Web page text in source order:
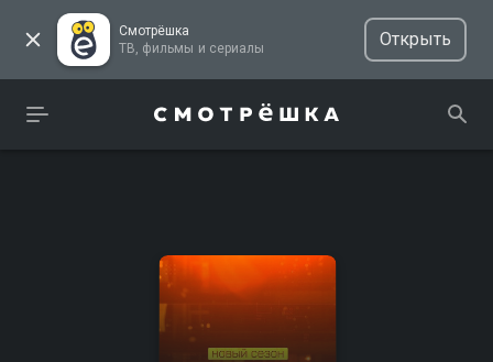
Смотрёшка
ТВ, фильмы и сериалы
Открыть